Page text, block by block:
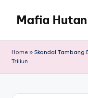
content
Mafia Hutan
dan
Home » Skandal Tambang
Triliun